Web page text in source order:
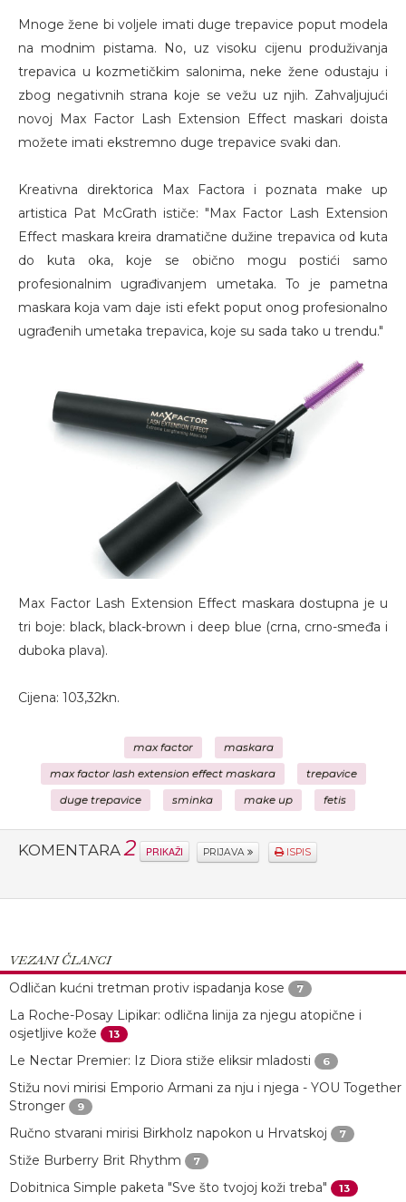
Mnoge žene bi voljele imati duge trepavice poput modela
na modnim pistama. No, uz visoku cijenu produživanja
trepavica u kozmetičkim salonima, neke žene odustaju i
zbog negativnih strana koje se vežu uz njih. Zahvaljujući
novoj Max Factor Lash Extension Effect maskari doista
možete imati ekstremno duge trepavice svaki dan.
Kreativna direktorica Max Factora i poznata make up
artistica Pat McGrath ističe: "Max Factor Lash Extension
Effect maskara kreira dramatične dužine trepavica od kuta
do kuta oka, koje se obično mogu postići samo
profesionalnim ugrađivanjem umetaka. To je pametna
maskara koja vam daje isti efekt poput onog profesionalno
ugrađenih umetaka trepavica, koje su sada tako u trendu."
Max Factor Lash Extension Effect maskara dostupna je u
tri boje: black, black-brown i deep blue (crna, crno-smeđa i
duboka plava).
Cijena: 103,32kn.
max factor maskara
max factor lash extension effect maskara trepavice
duge trepavice sminka make up fetis
KOMENTARA2 PRIKAŽI PRIJAVA ISPIS
VEZANI ČLANCI
Odličan kućni tretman protiv ispadanja kose
7
La Roche-Posay Lipikar: odlična linija za njegu atopične i
osjetljive kože
13
Le Nectar Premier: Iz Diora stiže eliksir mladosti 6
Stižu novi mirisi Emporio Armani za nju i njega - YOU Together
Stronger
9
Ručno stvarani mirisi Birkholz napokon u Hrvatskoj 7
Stiže Burberry Brit Rhythm 7
Dobitnica Simple paketa "Sve što tvojoj koži treba" 13